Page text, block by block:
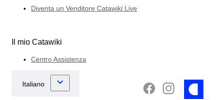
Diventa un Venditore Catawiki Live
Il mio Catawiki
Centro Assistenza